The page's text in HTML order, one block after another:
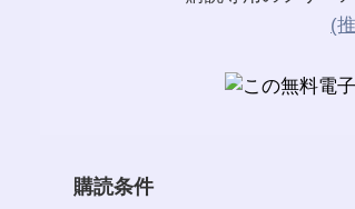
(
購読条件